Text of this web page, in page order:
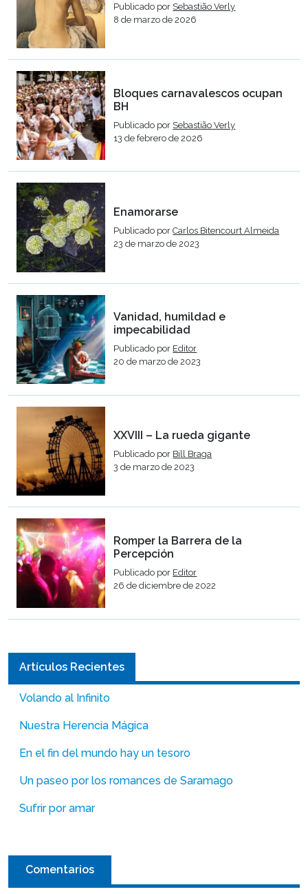
Publicado por Sebastião Verly
8 de marzo de 2026
Bloques carnavalescos ocupan
BH
Publicado por Sebastião Verly
13 de febrero de 2026
Enamorarse
Publicado porCarlos Bitencourt Almeida
23 de marzo de 2023
Vanidad, humildad e
impecabilidad
Publicado por Editor
20 de marzo de 2023
XXVIII – La rueda gigante
Publicado por Bill Braga
3 de marzo de 2023
Romper la Barrera de la
Percepción
Publicado por Editor
26 de diciembre de 2022
Artículos Recientes
Volando al Infinito
Nuestra Herencia Mágica
En el fin del mundo hay un tesoro
Un paseo por los romances de Saramago
Sufrir por amar
Comentarios